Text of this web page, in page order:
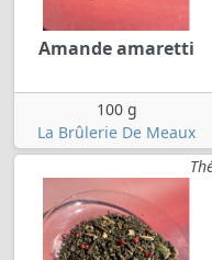
Amande amaretti
100 g
La Brûlerie De Meaux